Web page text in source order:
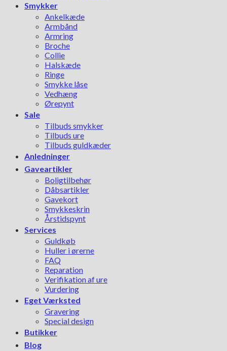
Smykker
Ankelkæde
Armbånd
Armring
Broche
Collie
Halskæde
Ringe
Smykke låse
Vedhæng
Ørepynt
Sale
Tilbuds smykker
Tilbuds ure
Tilbuds guldkæder
Anledninger
Gaveartikler
Boligtilbehør
Dåbsartikler
Gavekort
Smykkeskrin
Årstidspynt
Services
Guldkøb
Huller i ørerne
FAQ
Reparation
Verifikation af ure
Vurdering
Eget Værksted
Gravering
Special design
Butikker
Blog